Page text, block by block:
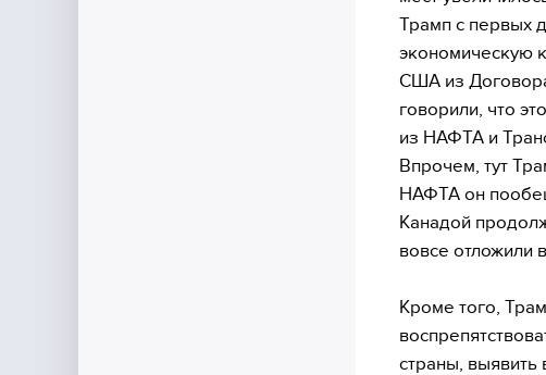
Трамп с первых
экономическую
США из Договора
говорили, что
из НАФТА и
Впрочем, тут
НАФТА он
Канадой
вовсе отложили
Кроме того,
страны, выявить